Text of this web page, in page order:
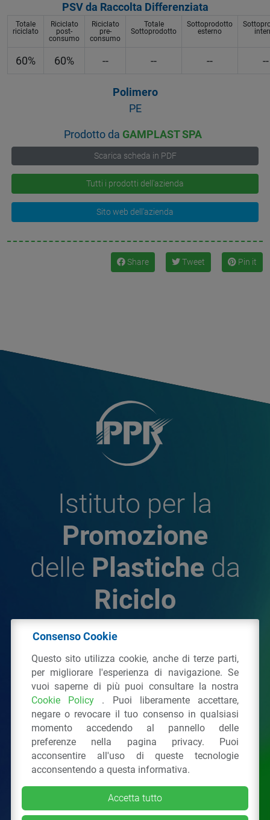
PSV da Raccolta Differenziata
Totale
riciclato
Riciclato
post-
consumo
Riciclato
pre-
consumo
Totale
Sottoprodotto
Sottoprodotto
esterno
60% 60% -- -- -- --
Polimero
PE
Prodotto da GAMPLAST SPA
Scarica scheda in PDF
Tutti i prodotti dell'azienda
Sito web dell'azienda
Share Tweet Pin it
Istituto per la
Promozione
delle Plastiche da
Riciclo
Plastiche da Riciclo
C.F. 97381090154
Via San Vittore 36 20123Milano (MI)
Tel.: 02 43928225.
Tutti i diritti riservati Privacy Policy &Cookie
Consenso Cookie
Questo sito utilizza cookie, anche di terze parti,
per migliorare l'esperienza di navigazione. Se
vuoi saperne di più puoi consultare la nostra
Cookie Policy . Puoi liberamente accettare,
negare o revocare il tuo consenso in qualsiasi
momento accedendo al pannello delle
preferenze nella pagina privacy. Puoi
acconsentire all'uso di queste tecnologie
acconsentendo a questa informativa.
Accetta tutto